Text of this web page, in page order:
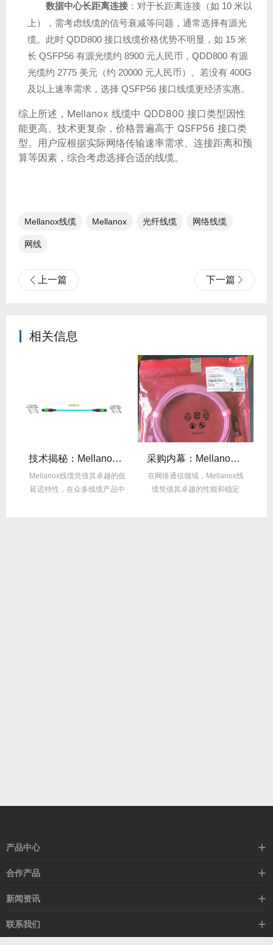
数据中心长距离连接 ：对于长距离连接（如 10 米以
上），需考虑线缆的信号衰减等问题，通常选择有源光
缆。此时 QDD800 接口线缆价格优势不明显，如 15 米
长 QSFP56 有源光缆约 8900 元人民币，QDD800 有源
光缆约 2775 美元（约 20000 元人民币）。若没有 400G
及以上速率需求，选择 QSFP56 接口线缆更经济实惠。
综上所述，Mellanox 线缆中 QDD800 接口类型因性
能更高、技术更复杂，价格普遍高于 QSFP56 接口类
型。用户应根据实际网络传输速率需求、连接距离和预
算等因素，综合考虑选择合适的线缆。
Mellanox线缆 Mellanox 光纤线缆​ 网络线缆
网线
上一篇 下一篇
相关信息
技术揭秘：Mellanox线缆低延迟背后的“信号优化”黑科技！
Mellanox线缆凭借其卓越的低
延迟特性，在众多线缆产品中
采购内幕：Mellanox线缆验真3步走，假货休想蒙混过关！
在网络通信领域，Mellanox线
缆凭借其卓越的性能和稳定
产品中心
高速线缆
以太网交换机
合作产品
希捷硬盘
新闻资讯
行业动态
技术视角
联系我们